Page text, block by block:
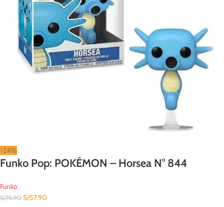
-24%
Funko Pop: POKÉMON – Horsea N° 844
Funko
S/75.90 S/57.90